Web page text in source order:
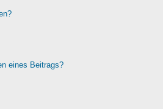
eines Beitrags?